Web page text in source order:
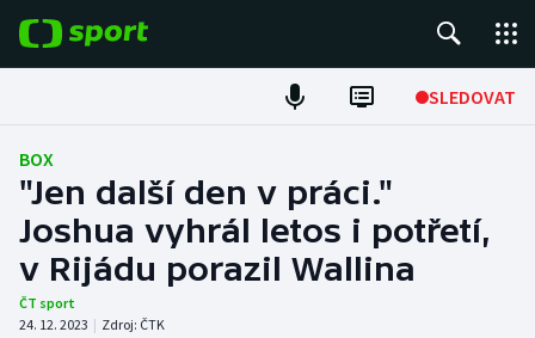
SLEDOVAT
Fotbal
Hokej
Tenis
Atletika
BOX
"Jen další den v práci."
Joshua vyhrál letos i potřetí,
v Rijádu porazil Wallina
ČT sport
24. 12. 2023 | Zdroj: ČTK